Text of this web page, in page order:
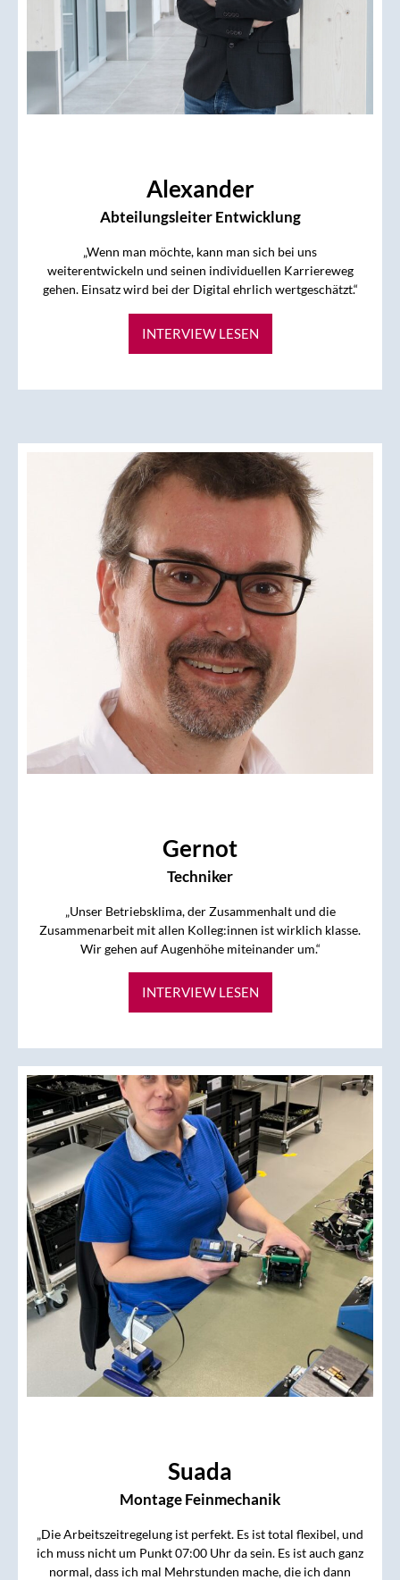
Alexander
Abteilungsleiter Entwicklung
„Wenn man möchte, kann man sich bei uns
weiterentwickeln und seinen individuellen Karriereweg
gehen. Einsatz wird bei der Digital ehrlich wertgeschätzt.“
INTERVIEW LESEN
Gernot
Techniker
„Unser Betriebsklima, der Zusammenhalt und die
Zusammenarbeit mit allen Kolleg:innen ist wirklich klasse.
Wir gehen auf Augenhöhe miteinander um.“
INTERVIEW LESEN
Suada
Montage Feinmechanik
„Die Arbeitszeitregelung ist perfekt. Es ist total flexibel, und
ich muss nicht um Punkt 07:00 Uhr da sein. Es ist auch ganz
normal, dass ich mal Mehrstunden mache, die ich dann